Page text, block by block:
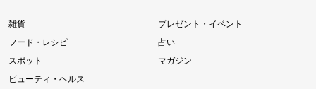
雑貨
フード・レシピ
スポット
ビューティ・ヘルス
プレゼント・イベント
占い
マガジン